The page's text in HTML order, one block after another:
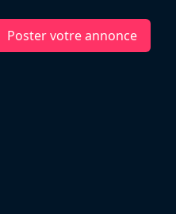
Poster votre annonce